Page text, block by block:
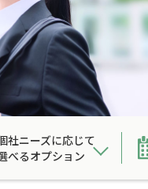
社ニーズに応じて
べるオプション